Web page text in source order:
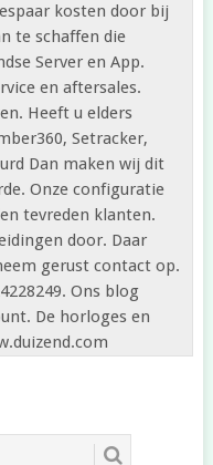
kosten door bij
te schaffen die
Server en App.
en aftersales.
Heeft u elders
Setracker,
Dan maken wij dit
Onze configuratie
tevreden klanten.
door. Daar
gerust contact op.
Ons blog
De horloges en